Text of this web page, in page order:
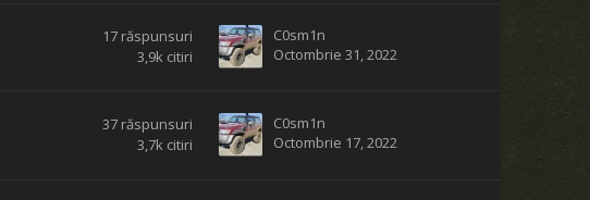
17 răspunsuri
3,9k citiri
C0sm1n
Octombrie 31, 2022
37 răspunsuri
3,7k citiri
C0sm1n
Octombrie 17, 2022